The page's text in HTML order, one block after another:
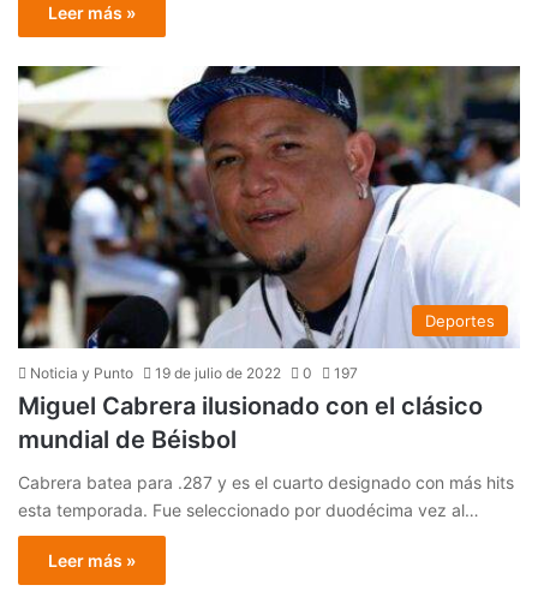
Leer más »
Deportes
Noticia y Punto 19 de julio de 2022 0 197
Miguel Cabrera ilusionado con el clásico
mundial de Béisbol
Cabrera batea para .287 y es el cuarto designado con más hits
esta temporada. Fue seleccionado por duodécima vez al…
Leer más »